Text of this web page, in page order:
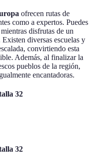
ofrecen rutas de
como a expertos. Puedes
disfrutas de un
diversas escuelas y
convirtiendo esta
Además, al finalizar la
pueblos de la región,
encantadoras.
32
32